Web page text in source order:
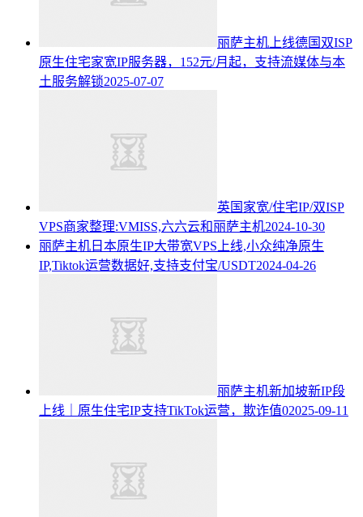
丽萨主机上线德国双ISP
原生住宅家宽IP服务器，152元/月起，支持流媒体与本
土服务解锁2025-07-07
英国家宽/住宅IP/双ISP
VPS商家整理:VMISS,六六云和丽萨主机2024-10-30
丽萨主机日本原生IP大带宽VPS上线,小众纯净原生
IP,Tiktok运营数据好,支持支付宝/USDT2024-04-26
丽萨主机新加坡新IP段
上线｜原生住宅IP支持TikTok运营，欺诈值02025-09-11